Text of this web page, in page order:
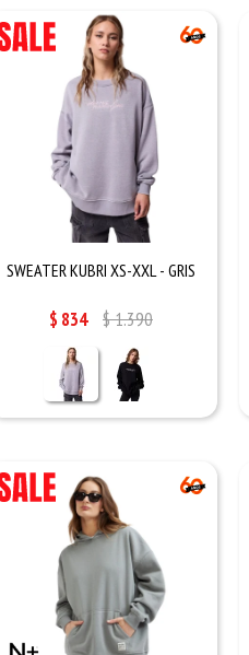
SWEATER KUBRI XS-XXL - GRIS
$ 834 $1.390